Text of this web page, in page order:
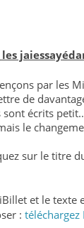
par les
de
écrits
le
sur le titre
et le texte
: téléchargez